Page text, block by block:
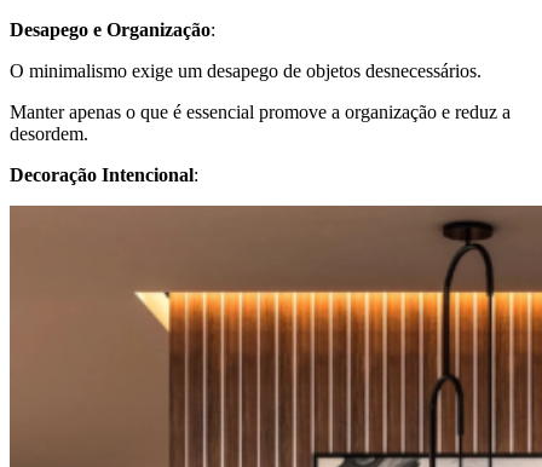
Desapego e Organização:
O minimalismo exige um desapego de objetos desnecessários.
Manter apenas o que é essencial promove a organização e reduz a
desordem.
Decoração Intencional: